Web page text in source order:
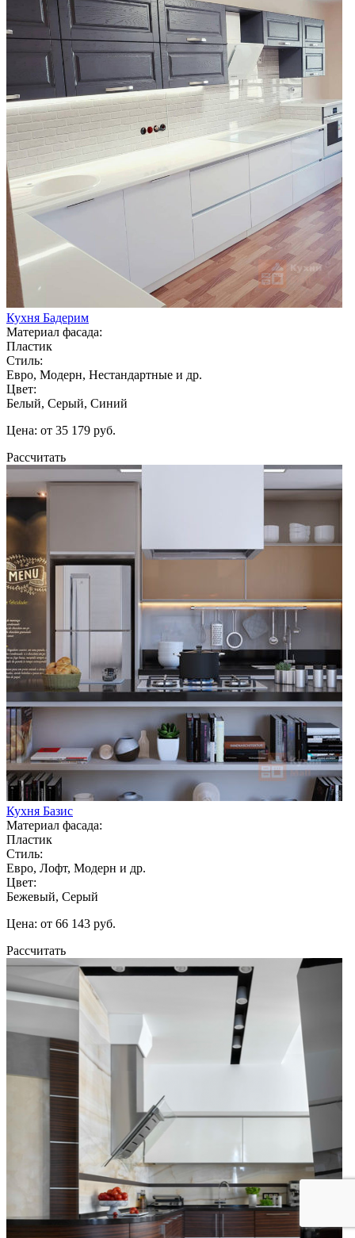
Кухня Бадерим
Материал фасада:
Пластик
Стиль:
Евро, Модерн, Нестандартные и др.
Цвет:
Белый, Серый, Синий
Цена: от 35 179 руб.
Рассчитать
Кухня Базис
Материал фасада:
Пластик
Стиль:
Евро, Лофт, Модерн и др.
Цвет:
Бежевый, Серый
Цена: от 66 143 руб.
Рассчитать